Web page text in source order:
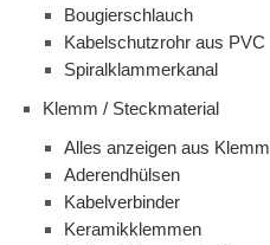
Bougierschlauch
Kabelschutzrohr aus PVC
Spiralklammerkanal
Klemm / Steckmaterial
Alles anzeigen aus
Aderendhülsen
Kabelverbinder
Keramikklemmen